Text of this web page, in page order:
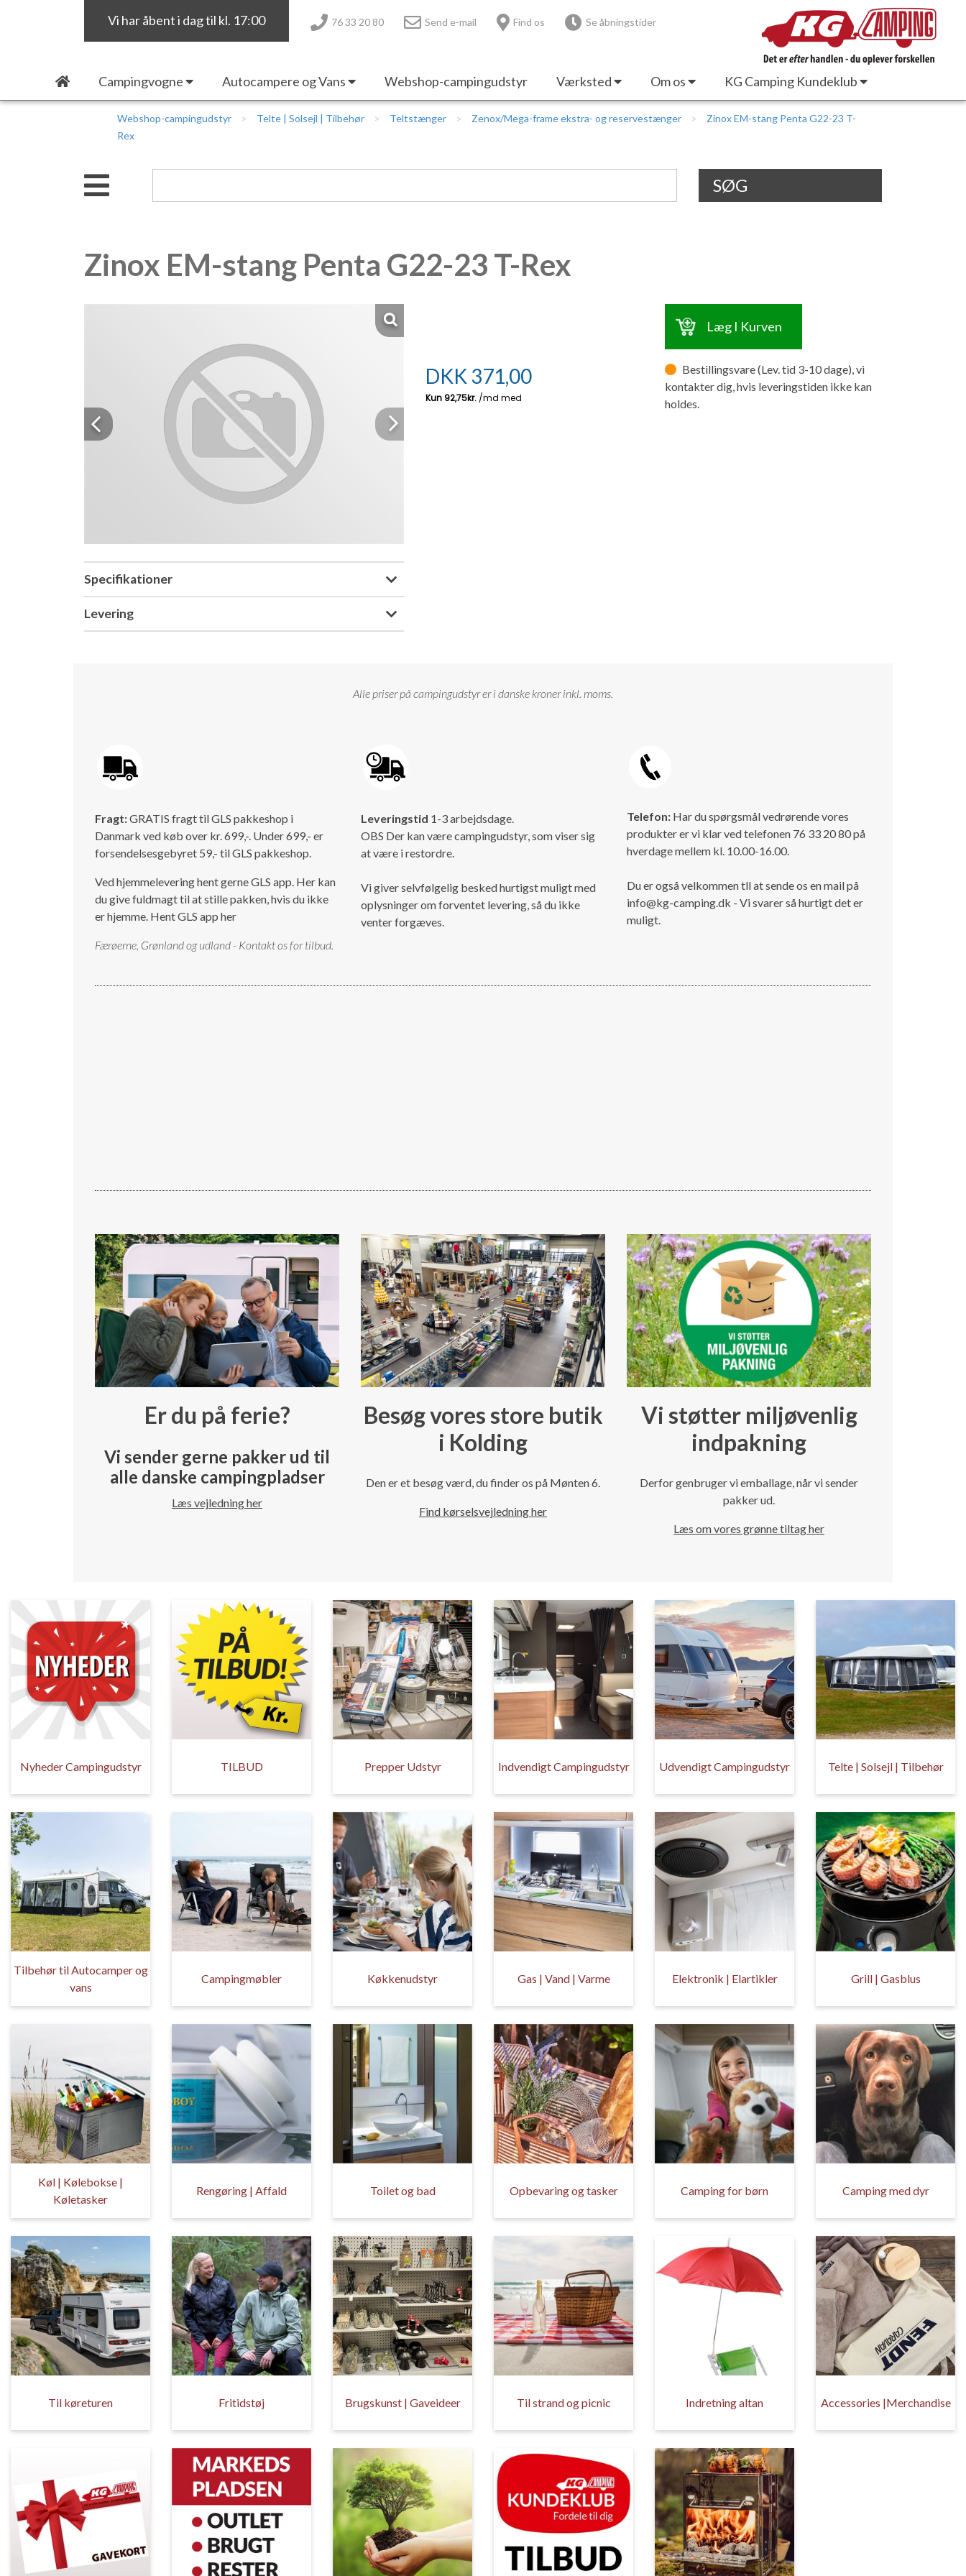
Vi har åbent i dag til kl. 17:00 76 33 20 80 Send e-mail Find os Se åbningstider
Campingvogne Autocampere og Vans Webshop-campingudstyr Værksted Om os KG Camping Kundeklub
Webshop-campingudstyr Telte | Solsejl | Tilbehør Teltstænger Zenox/Mega-frame ekstra- og reservestænger
Zinox EM-stang Penta G22-23 T-
Rex
SØG
Zinox EM-stang Penta G22-23 T-Rex
Previous Next
Specifikationer
Levering
Læg I Kurven
DKK 371,00
Bestillingsvare (Lev. tid 3-10 dage), vi
kontakter dig, hvis leveringstiden ikke kan
holdes.
Alle priser på campingudstyr er i danske kroner inkl. moms.
Fragt:GRATIS fragt til GLS pakkeshop i
Danmark ved køb over kr. 699,-. Under 699,- er
forsendelsesgebyret 59,- til GLS pakkeshop.
Ved hjemmelevering hent gerne GLS app. Her kan
du give fuldmagt til at stille pakken, hvis du ikke
er hjemme. Hent GLS app her
Færøerne, Grønland og udland - Kontakt os for tilbud.
Leveringstid 1-3 arbejdsdage.
OBS Der kan være campingudstyr, som viser sig
at være i restordre.
Vi giver selvfølgelig besked hurtigst muligt med
oplysninger om forventet levering, så du ikke
venter forgæves.
Telefon: Har du spørgsmål vedrørende vores
produkter er vi klar ved telefonen 76 33 20 80 på
hverdage mellem kl. 10.00-16.00.
Du er også velkommen tll at sende os en mail på
info@kg-camping.dk - Vi svarer så hurtigt det er
muligt.
Er du på ferie?
Vi sender gerne pakker ud til
alle danske campingpladser
Læs vejledning her
Besøg vores store butik
i Kolding
Den er et besøg værd, du finder os på Mønten 6.
Find kørselsvejledning her
Vi støtter miljøvenlig
indpakning
Derfor genbruger vi emballage, når vi sender
pakker ud.
Læs om vores grønne tiltag her
Nyheder Campingudstyr TILBUD Prepper Udstyr Indvendigt Campingudstyr Udvendigt Campingudstyr Telte | Solsejl | Tilbehør
Tilbehør til Autocamper og
vans
Campingmøbler Køkkenudstyr Gas | Vand | Varme Elektronik | Elartikler Grill | Gasblus
Køl | Kølebokse |
Køletasker
Rengøring | Affald Toilet og bad Opbevaring og tasker Camping for børn Camping med dyr
Til køreturen Fritidstøj Brugskunst | Gaveideer Til strand og picnic Indretning altan Accessories |Merchandise